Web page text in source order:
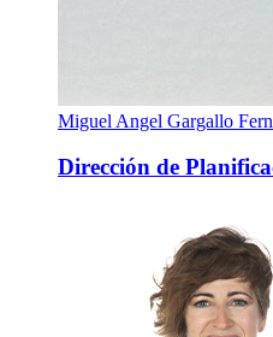
Miguel Angel Gargallo
Dirección de